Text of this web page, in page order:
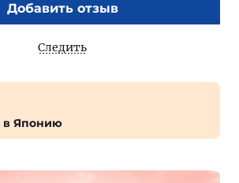
Добавить отзыв
Следить
в Японию